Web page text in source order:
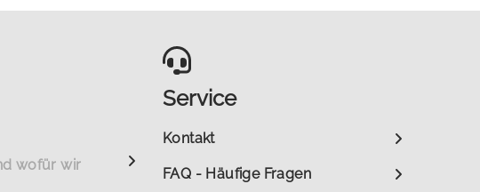
wofür wir
Service
Kontakt
FAQ - Häufige Fragen